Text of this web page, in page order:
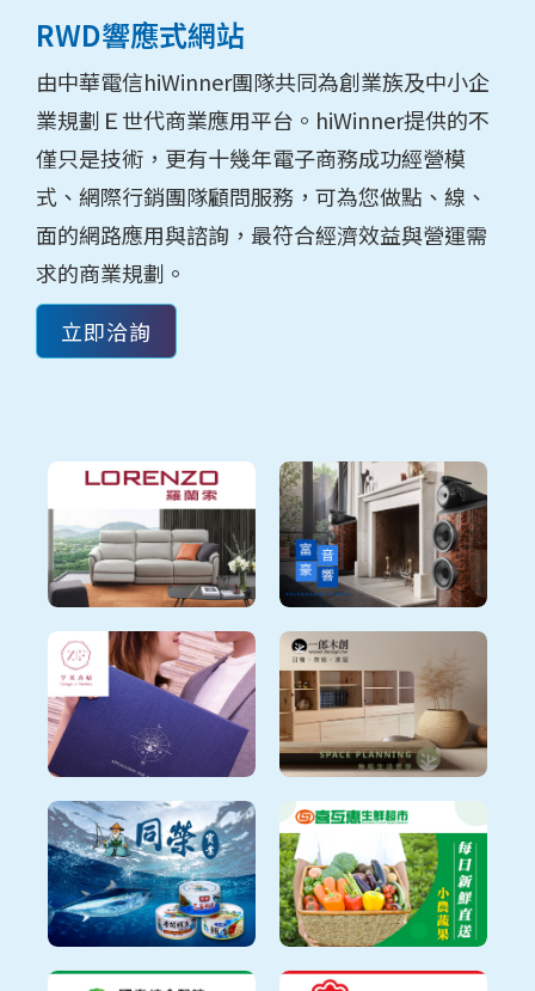
RWD響應式網站
由中華電信hiWinner團隊共同為創業族及中小企
業規劃Ｅ世代商業應用平台。hiWinner提供的不
僅只是技術，更有十幾年電子商務成功經營模
式、網際行銷團隊顧問服務，可為您做點、線、
面的網路應用與諮詢，最符合經濟效益與營運需
求的商業規劃。
立即洽詢